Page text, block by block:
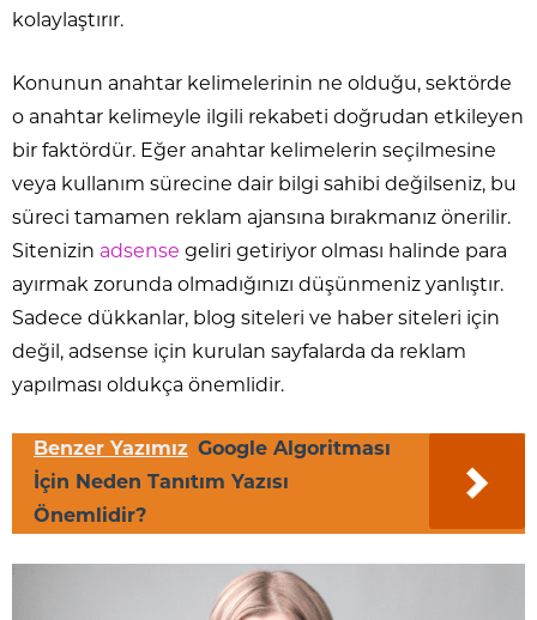
kolaylaştırır.
Konunun anahtar kelimelerinin ne olduğu, sektörde
o anahtar kelimeyle ilgili rekabeti doğrudan etkileyen
bir faktördür. Eğer anahtar kelimelerin seçilmesine
veya kullanım sürecine dair bilgi sahibi değilseniz, bu
süreci tamamen reklam ajansına bırakmanız önerilir.
Sitenizin adsense geliri getiriyor olması halinde para
ayırmak zorunda olmadığınızı düşünmeniz yanlıştır.
Sadece dükkanlar, blog siteleri ve haber siteleri için
değil, adsense için kurulan sayfalarda da reklam
yapılması oldukça önemlidir.
Benzer Yazımız Google Algoritması
İçin Neden Tanıtım Yazısı
Önemlidir?